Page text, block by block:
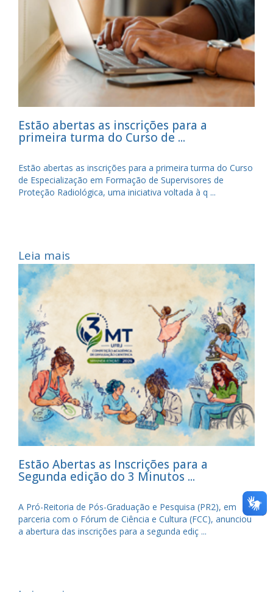
Estão abertas as inscrições para a
primeira turma do Curso de ...
Estão abertas as inscrições para a primeira turma do Curso
de Especialização em Formação de Supervisores de
Proteção Radiológica, uma iniciativa voltada à q ...
Leia mais
Estão Abertas as Inscrições para a
Segunda edição do 3 Minutos ...
A Pró-Reitoria de Pós-Graduação e Pesquisa (PR2), em
parceria com o Fórum de Ciência e Cultura (FCC), anunciou
a abertura das inscrições para a segunda ediç ...